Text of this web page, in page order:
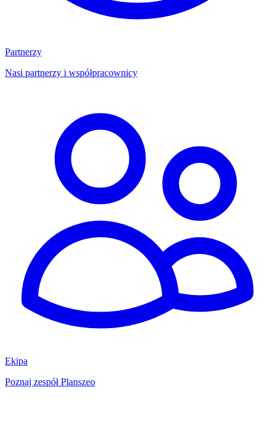
Partnerzy
Nasi partnerzy i współpracownicy
Ekipa
Poznaj zespół Planszeo